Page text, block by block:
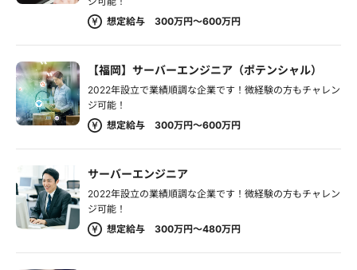
想定給与 300万円～600万円
【福岡】サーバーエンジニア（ポテンシャル）
2022年設立で業績順調な企業です！微経験の方もチャレン
ジ可能！
想定給与 300万円～600万円
サーバーエンジニア
2022年設立の業績順調な企業です！微経験の方もチャレン
ジ可能！
想定給与 300万円～480万円